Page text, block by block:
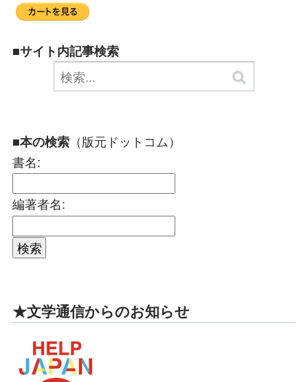
■サイト内記事検索
■本の検索 （版元ドットコム）
書名:
編著者名:
★文学通信からのお知らせ